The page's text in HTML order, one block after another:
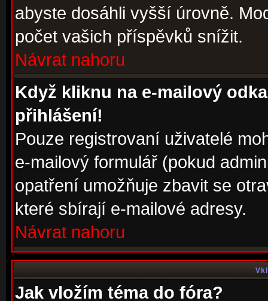
abyste dosáhli vyšší úrovně.
počet vašich příspěvků snížit.
Návrat nahoru
Když kliknu na e-mailový
přihlášení!
Pouze registrovaní uživatelé
e-mailový formulář (pokud
opatření umožňuje zbavit se
které sbírají e-mailové adresy.
Návrat nahoru
Jak vložím téma do fóra?